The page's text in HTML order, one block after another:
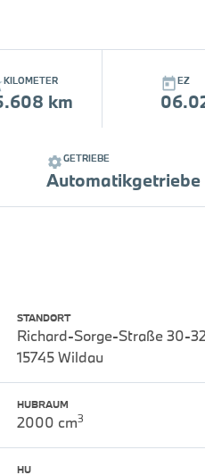
KILOMETER
km
EZ
GETRIEBE
Automatikgetriebe
STANDORT
Richard-Sorge-Straße 30-
15745 Wildau
HUBRAUM
2000 cm3
HU